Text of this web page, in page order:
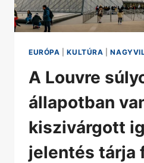
EURÓPA |KULTÚRA |
A Louvre
állapotban
kiszivárgott
jelentés tárja